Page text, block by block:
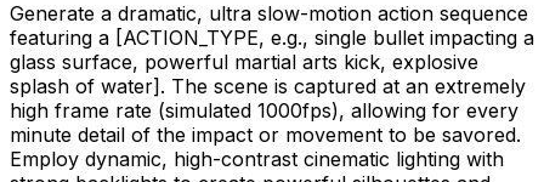
Generate a dramatic, ultra slow-motion action sequence
featuring a [ACTION_TYPE, e.g., single bullet impacting a
glass surface, powerful martial arts kick, explosive
splash of water] . The scene is captured at an extremely
high frame rate (simulated 1000fps), allowing for every
minute detail of the impact or movement to be savored.
Employ dynamic, high-contrast cinematic lighting with